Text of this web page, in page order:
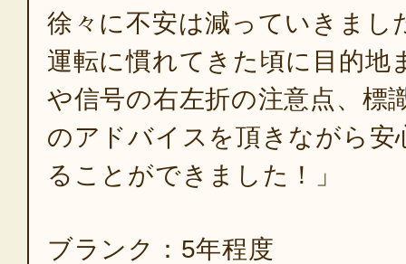
徐々に不安は減っていきまし
運転に慣れてきた頃に目的地
や信号の右左折の注意点、標
のアドバイスを頂きながら安
ることができました！」
ブランク：5年程度